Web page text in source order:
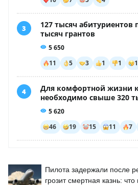
Пилота задержали после
грозит смертная казнь: